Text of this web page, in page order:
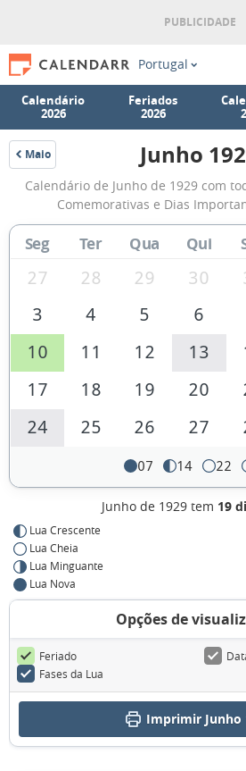
Portugal
Calendário
2026
Feriados
2026
Maio
1929
de
de
1929
Junho
Calendário de Junho de 1929 com
Comemorativas e Dias
Seg Ter Qua Qui
27 28 29 30
3
4 5 6
10
11 12 13
17
18 19 20
24
25 26 27
07 14 22
Junho de 1929 tem 19
Lua Crescente
Lua Cheia
Lua Minguante
Lua Nova
Opções de
Feriado
Fases da Lua
Imprimir Junho